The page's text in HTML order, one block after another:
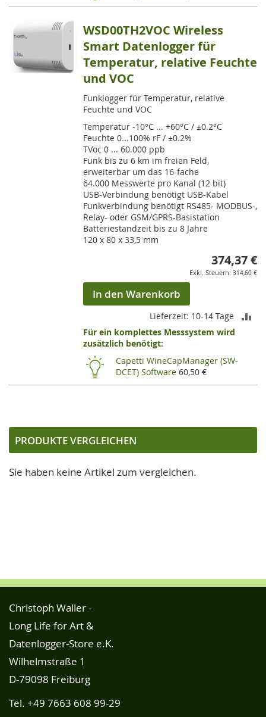
WSD00TH2VOC Wireless
Smart Datenlogger für
Temperatur, relative Feuchte
und VOC
Funklogger für Temperatur, relative
Feuchte und VOC
Temperatur -10°C ... +60°C / ±0.2°C
Feuchte 0...100% rF / ±0.2%
TVoc 0 ... 60.000 ppb
Funk bis zu 6 km im freien Feld,
erweiterbar um das 16-fache
64.000 Messwerte pro Kanal (12 bit)
USB-Verbindung benötigt USB-Kabel
Funkverbindung benötigt RS485- MODBUS-,
Relay- oder GSM/GPRS-Basistation
Batteriestandzeit bis zu 8 Jahre
120 x 80 x 33,5 mm
374,37 €
314,60 €
In den Warenkorb
Lieferzeit: 10-14 Tage
Für ein komplettes Messsystem wird
zusätzlich benötigt:
Capetti WineCapManager (SW-
DCET) Software 60,50 €
PRODUKTE VERGLEICHEN
Sie haben keine Artikel zum vergleichen.
Christoph Waller -
Long Life for Art &
Datenlogger-Store e.K.
Wilhelmstraße 1
D-79098 Freiburg
Tel. +49 7663 608 99-29